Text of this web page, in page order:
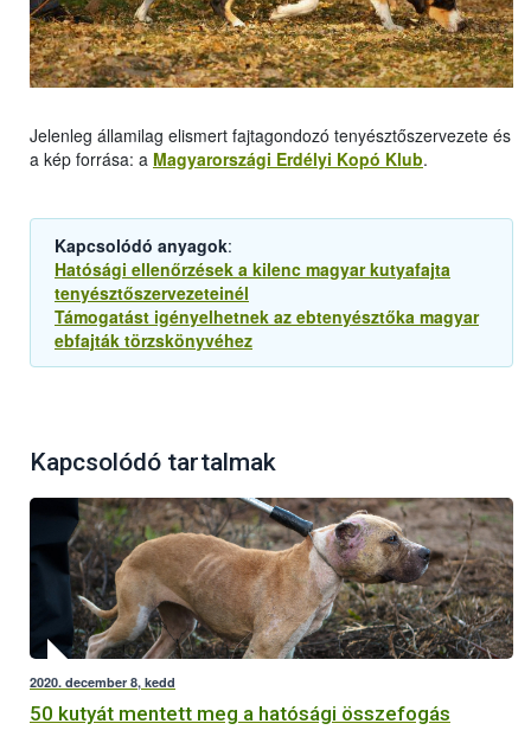
Jelenleg államilag elismert fajtagondozó tenyésztőszervezete és
a kép forrása: a Magyarországi Erdélyi Kopó Klub.
Kapcsolódó anyagok:
Hatósági ellenőrzések a kilenc magyar kutyafajta
tenyésztőszervezeteinél
Támogatást igényelhetnek az ebtenyésztőka magyar
ebfajták törzskönyvéhez
Kapcsolódó tartalmak
2020. december 8, kedd
50 kutyát mentett meg a hatósági összefogás